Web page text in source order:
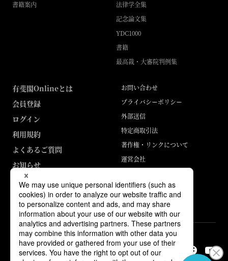
書籍案内
法律学全集
記念論文集
YDC1000
書籍
最高裁・大審院判例集
有斐閣Onlineとは
会員登録
ログイン
利用規約
よくあるご質問
お知らせ
お問い合わせ
プライバシーポリシー
外部送信
特定商取引法
著作権・リンクについて
運営会社